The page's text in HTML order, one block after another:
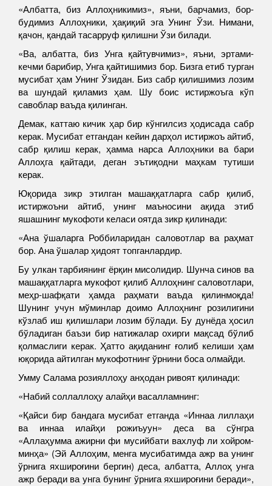
«Албатта, биз Аллоҳникимиз», яъни, барчамиз, бор-
будимиз Аллоҳники, ҳақиқий эга Унинг Ўзи. Нимани,
қачон, қандай тасарруф қилишни Ўзи билади.
«Ва, албатта, биз Унга қайтувчимиз», яъни, эртами-
кечми барибир, Унга қайтишимиз бор. Бизга етиб турган
мусибат ҳам Унинг Ўзидан. Биз сабр қилишимиз лозим
ва шундай қиламиз ҳам. Шу боис истиржоъга кўп
савоблар ваъда қилинган.
Демак, каттаю кичик ҳар бир кўнгилсиз ҳодисада сабр
керак. Мусибат етгандан кейин дарҳол истиржоъ айтиб,
сабр қилиш керак, ҳамма нарса Аллоҳники ва бари
Аллоҳга қайтади, деган эътиқодни маҳкам тутиши
керак.
Юқорида зикр этилган машаққатларга сабр қилиб,
истиржоъни айтиб, унинг маъносини ақида этиб
яшашнинг мукофоти келаси оятда зикр қилинади:
«Ана ўшаларга Роббиларидан саловотлар ва раҳмат
бор. Ана ўшалар ҳидоят топганлардир.
Бу улкан тарбиянинг ёрқин мисолидир. Шунча синов ва
машаққатларга мукофот қилиб Аллоҳнинг саловотлари,
меҳр-шафқати ҳамда раҳмати ваъда қилинмоқда!
Шунинг учун мўминлар дои­мо Аллоҳнинг розилигини
кўзлаб иш қилишлари лозим бўлади. Бу дунёда ҳосил
бўладиган баъзи бир натижалар охирги мақсад бўлиб
қолмаслиги керак. Ҳатто ақиданинг ғолиб келиши ҳам
юқорида айтилган мукофотнинг ўрнини боса олмайди.
Умму Салама розияллоҳу анҳодан ривоят қилинади:
«Набий соллаллоҳу алайҳи васалламнинг:
«Қайси бир бандага мусибат етганда «Иннаа лиллаҳи
ва иннаа илайҳи рожиъуун» деса ва сўнгра
«Аллаҳумма ажирни фи мусийбати вахлуф ли хойром-
минҳа» (Эй Аллоҳим, менга мусибатимда ажр ва унинг
ўрнига яхшироғини бергин) деса, албатта, Аллоҳ унга
ажр беради ва унга бунинг ўрнига яхшироғини беради»,